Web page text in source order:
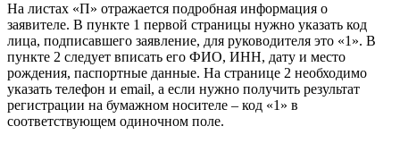
На листах «П» отражается подробная информация о
заявителе. В пункте 1 первой страницы нужно указать код
лица, подписавшего заявление, для руководителя это «1». В
пункте 2 следует вписать его ФИО, ИНН, дату и место
рождения, паспортные данные. На странице 2 необходимо
указать телефон и email, а если нужно получить результат
регистрации на бумажном носителе – код «1» в
соответствующем одиночном поле.